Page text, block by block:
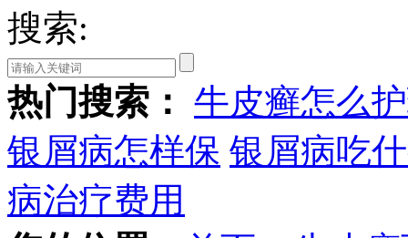
搜索:
热门搜索： 牛皮癣怎么
银屑病怎样保 银屑病吃
病治疗费用